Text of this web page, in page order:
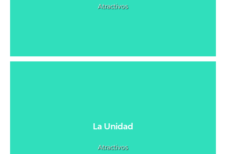
Atractivos
La Unidad
Atractivos